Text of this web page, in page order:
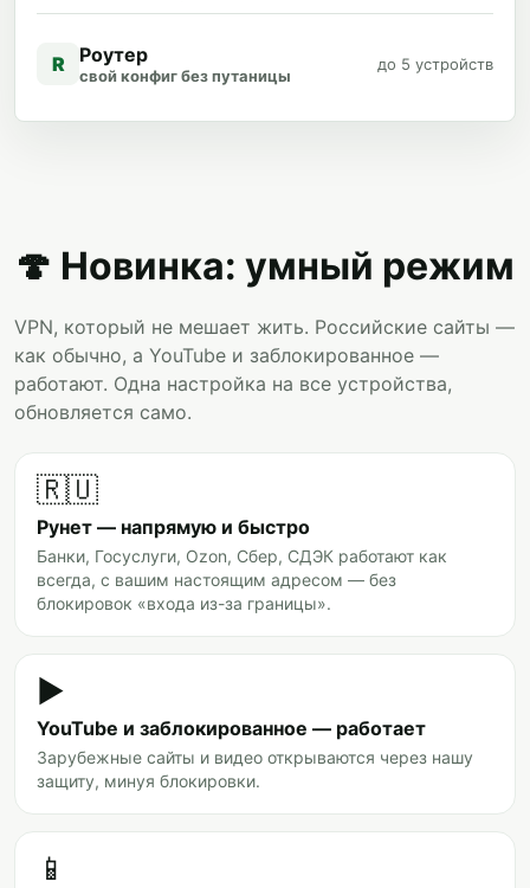
R Роутер
свой конфиг без путаницы
до 5 устройств
🍄 Новинка: умный режим
VPN, который не мешает жить. Российские сайты —
как обычно, а YouTube и заблокированное —
работают. Одна настройка на все устройства,
обновляется само.
🇷🇺
Рунет — напрямую и быстро
Банки, Госуслуги, Ozon, Сбер, СДЭК работают как
всегда, с вашим настоящим адресом — без
блокировок «входа из-за границы».
▶️
YouTube и заблокированное — работает
Зарубежные сайты и видео открываются через нашу
защиту, минуя блокировки.
📱